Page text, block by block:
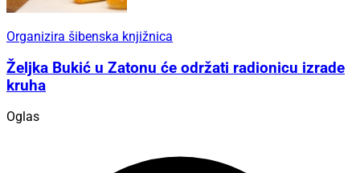
Organizira šibenska knjižnica
Željka Bukić u Zatonu će održati radionicu izrade
kruha
Oglas